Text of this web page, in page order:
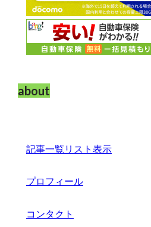
about
記事一覧リスト表示
プロフィール
コンタクト